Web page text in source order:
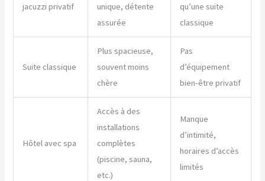
jacuzzi privatif
unique, détente
assurée
qu’une suite
classique
Suite classique
Plus spacieuse,
souvent moins
chère
Pas
d’équipement
bien-être privatif
Hôtel avec spa
Accès à des
installations
complètes
(piscine, sauna,
etc.)
Manque
d’intimité,
horaires d’accès
limités